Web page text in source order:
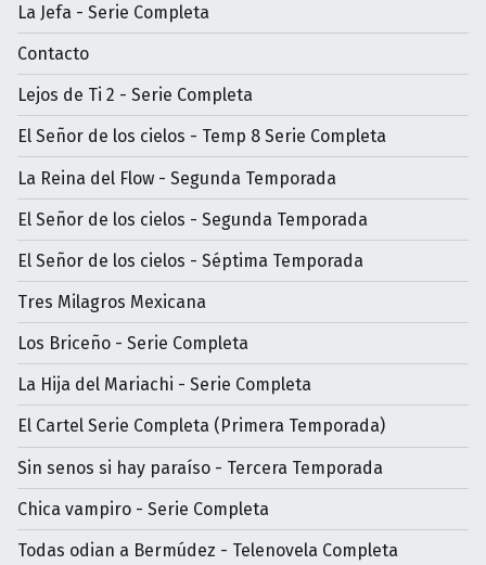
La Jefa - Serie Completa
Contacto
Lejos de Ti 2 - Serie Completa
El Señor de los cielos - Temp 8 Serie Completa
La Reina del Flow - Segunda Temporada
El Señor de los cielos - Segunda Temporada
El Señor de los cielos - Séptima Temporada
Tres Milagros Mexicana
Los Briceño - Serie Completa
La Hija del Mariachi - Serie Completa
El Cartel Serie Completa (Primera Temporada)
Sin senos si hay paraíso - Tercera Temporada
Chica vampiro - Serie Completa
Todas odian a Bermúdez - Telenovela Completa